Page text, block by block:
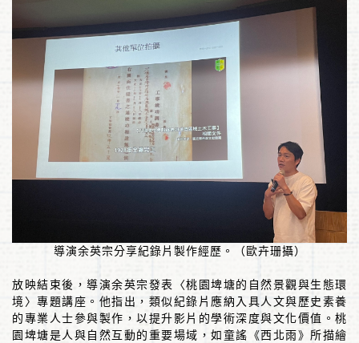
導演余英宗分享紀錄片製作經歷。 （歐卉珊攝）
放映結束後，導演余英宗發表〈桃園埤塘的自然景觀與生態環
境〉專題講座。他指出，類似紀錄片應納入具人文與歷史素養
的專業人士參與製作，以提升影片的學術深度與文化價值。桃
園埤塘是人與自然互動的重要場域，如童謠《西北雨》所描繪